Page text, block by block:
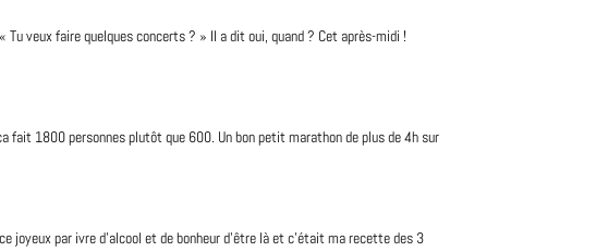
Tu veux faire quelques concerts ? » Il a dit oui, quand ? Cet après-midi !
1800 personnes plutôt que 600. Un bon petit marathon de plus de 4h sur
par ivre d’alcool et de bonheur d’être là et c’était ma recette des 3